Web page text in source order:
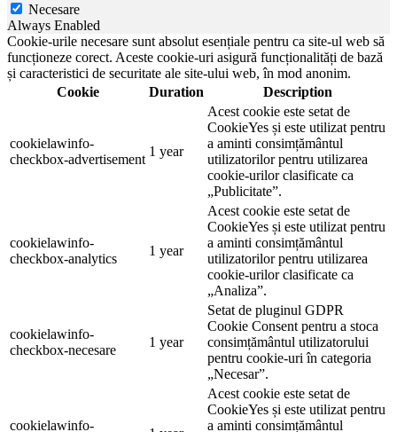
Necesare
Always Enabled
Cookie-urile necesare sunt absolut esențiale pentru ca site-ul web să
funcționeze corect. Aceste cookie-uri asigură funcționalități de bază
și caracteristici de securitate ale site-ului web, în mod anonim.
Cookie
Duration Description
cookielawinfo-
checkbox-advertisement
1 year
Acest cookie este setat de
CookieYes și este utilizat pentru
a aminti consimțământul
utilizatorilor pentru utilizarea
cookie-urilor clasificate ca
„Publicitate”.
cookielawinfo-
checkbox-analytics
1 year
Acest cookie este setat de
CookieYes și este utilizat pentru
a aminti consimțământul
utilizatorilor pentru utilizarea
cookie-urilor clasificate ca
„Analiza”.
cookielawinfo-
checkbox-necesare
1 year
Setat de pluginul GDPR
Cookie Consent pentru a stoca
consimțământul utilizatorului
pentru cookie-uri în categoria
„Necesar”.
cookielawinfo-
Acest cookie este setat de
CookieYes și este utilizat pentru
a aminti consimțământul